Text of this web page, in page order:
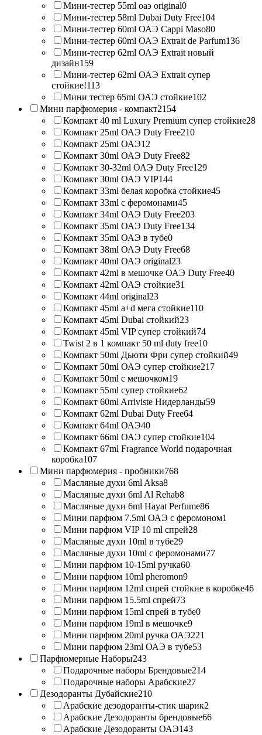
Мини-тестер 55ml оаэ original0
Мини-тестер 58ml Dubai Duty Free104
Мини-тестер 60ml ОАЭ Cappi Maso80
Мини-тестер 60ml ОАЭ Extrait de Parfum136
Мини-тестер 62ml ОАЭ Extrait новый
дизайн159
Мини-тестер 62ml ОАЭ Extrait супер
стойкие!113
Мини тестер 65ml ОАЭ стойкие102
Мини парфюмерия - компакт2154
Компакт 40 ml Luxury Premium супер стойкие28
Компакт 25ml ОАЭ Duty Free210
Компакт 25ml ОАЭ12
Компакт 30ml ОАЭ Duty Free82
Компакт 30-32ml ОАЭ Duty Free129
Компакт 30ml ОАЭ VIP144
Компакт 33ml белая коробка стойкие45
Компакт 33ml с феромонами45
Компакт 34ml ОАЭ Duty Free203
Компакт 35ml ОАЭ Duty Free134
Компакт 35ml ОАЭ в тубе0
Компакт 38ml ОАЭ Duty Free68
Компакт 40ml ОАЭ original23
Компакт 42ml в мешочке ОАЭ Duty Free40
Компакт 42ml ОАЭ стойкие31
Компакт 44ml original23
Компакт 45ml a+d мега стойкие110
Компакт 45ml Dubai стойкий23
Компакт 45ml VIP супер стойкий74
Twist 2 в 1 компакт 50 ml duty free10
Компакт 50ml Дьюти Фри супер стойкий49
Компакт 50ml ОАЭ супер стойкие217
Компакт 50ml с мешочком19
Компакт 55ml супер стойкие62
Компакт 60ml Arriviste Нидерланды59
Компакт 62ml Dubai Duty Free64
Компакт 64ml ОАЭ40
Компакт 66ml ОАЭ супер стойкие104
Компакт 67ml Fragrance World подарочная
коробка107
Мини парфюмерия - пробники768
Масляные духи 6ml Aksa8
Масляные духи 6ml Al Rehab8
Масляные духи 6ml Hayat Perfume86
Мини парфюм 7.5ml ОАЭ с феромоном1
Мини парфюм VIP 10 ml спрей28
Масляные духи 10ml в тубе29
Масляные духи 10ml с феромонами77
Мини парфюм 10-15ml ручка60
Мини парфюм 10ml pheromon9
Мини парфюм 12ml спрей стойкие в коробке46
Мини парфюм 15.5ml спрей73
Мини парфюм 15ml спрей в тубе0
Мини парфюм 19ml в мешочке9
Мини парфюм 20ml ручка ОАЭ221
Мини парфюм 23ml ОАЭ в тубе53
Парфюмерные Наборы243
Подарочные наборы Брендовые214
Подарочные наборы Арабские27
Дезодоранты Дубайские210
Арабские дезодоранты-стик шарик2
Арабские Дезодоранты брендовые66
Арабские Дезодоранты ОАЭ143